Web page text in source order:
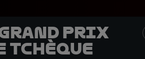
Grand Prix
tchèque